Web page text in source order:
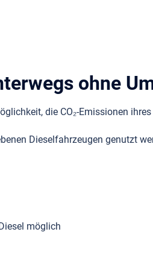
ohne
die CO₂-Emissionen
Dieselfahrzeugen genutzt
möglich